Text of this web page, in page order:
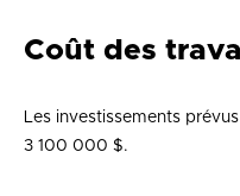
Coût des
Les investissements
3 100 000 $.